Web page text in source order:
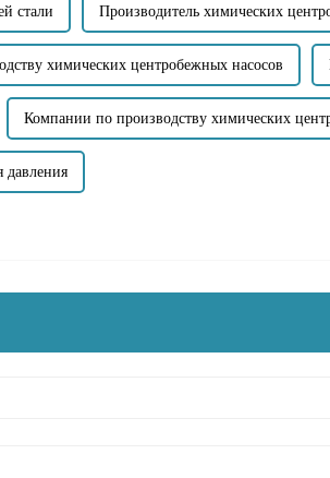
стали Производитель химических
химических центробежных насосов
Компании по производству химических
давления